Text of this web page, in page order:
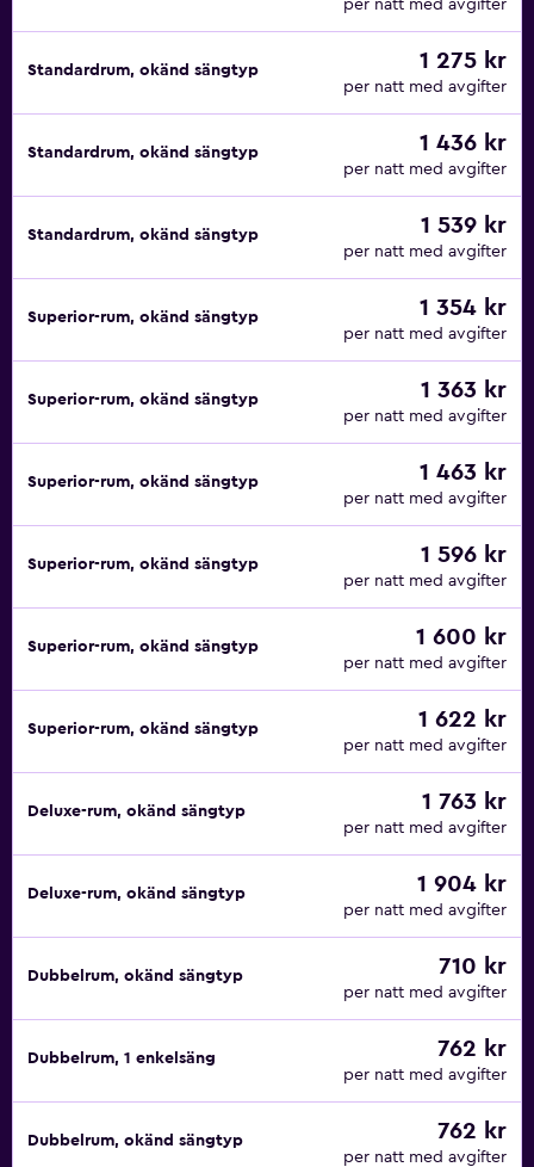
per natt med avgifter
Standardrum, okänd sängtyp 1 275 kr
per natt med avgifter
Standardrum, okänd sängtyp 1 436 kr
per natt med avgifter
Standardrum, okänd sängtyp 1 539 kr
per natt med avgifter
Superior-rum, okänd sängtyp 1 354 kr
per natt med avgifter
Superior-rum, okänd sängtyp 1 363 kr
per natt med avgifter
Superior-rum, okänd sängtyp 1 463 kr
per natt med avgifter
Superior-rum, okänd sängtyp 1 596 kr
per natt med avgifter
Superior-rum, okänd sängtyp 1 600 kr
per natt med avgifter
Superior-rum, okänd sängtyp 1 622 kr
per natt med avgifter
Deluxe-rum, okänd sängtyp 1 763 kr
per natt med avgifter
Deluxe-rum, okänd sängtyp 1 904 kr
per natt med avgifter
Dubbelrum, okänd sängtyp 710 kr
per natt med avgifter
Dubbelrum, 1 enkelsäng 762 kr
per natt med avgifter
Dubbelrum, okänd sängtyp 762 kr
per natt med avgifter